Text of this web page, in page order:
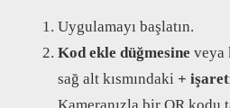
Uygulamayı başlatın.
Kod ekle düğmesine veya
sağ alt kısmındaki +
Kameranızla bir QR kodu